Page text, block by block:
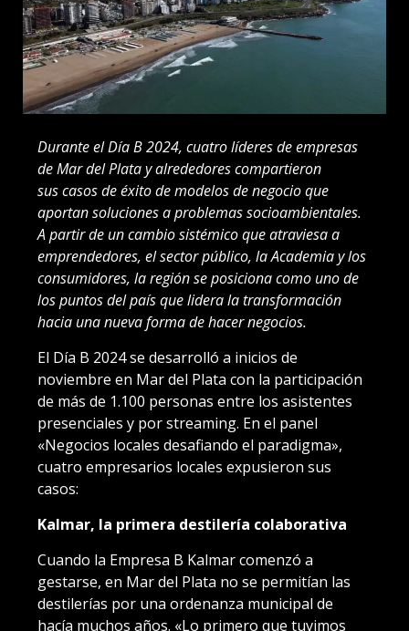
Durante el Día B 2024, cuatro líderes de empresas
de Mar del Plata y alrededores compartieron
sus casos de éxito de modelos de negocio que
aportan soluciones a problemas socioambientales.
A partir de un cambio sistémico que atraviesa a
emprendedores, el sector público, la Academia y los
consumidores, la región se posiciona como uno de
los puntos del país que lidera la transformación
hacia una nueva forma de hacer negocios.
El Día B 2024 se desarrolló a inicios de
noviembre en Mar del Plata con la participación
de más de 1.100 personas entre los asistentes
presenciales y por streaming. En el panel
«Negocios locales desafiando el paradigma»,
cuatro empresarios locales expusieron sus
casos:
Kalmar, la primera destilería colaborativa
Cuando la Empresa B Kalmar comenzó a
gestarse, en Mar del Plata no se permitían las
destilerías por una ordenanza municipal de
hacía muchos años. «Lo primero que tuvimos